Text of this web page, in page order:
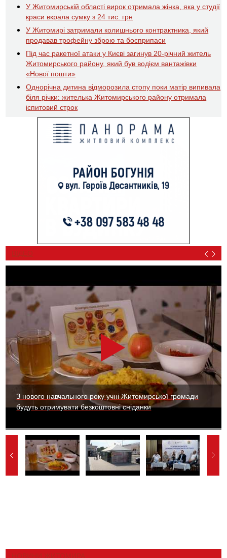
У Житомирській області вирок отримала жінка, яка у студії
краси вкрала сумку з 24 тис. грн
У Житомирі затримали колишнього контрактника, який
продавав трофейну зброю та боєприпаси
Під час ракетної атаки у Києві загинув 20-річний житель
Житомирського району, який був водієм вантажівки
«Нової пошти»
Однорічна дитина відморозила стопу поки матір випивала
біля річки: жителька Житомирського району отримала
іспитовий строк
ВІДЕО
З нового навчального року учні Житомирської громади
будуть отримувати безкоштовні сніданки
НОВИНИ ЖИТОМИРА